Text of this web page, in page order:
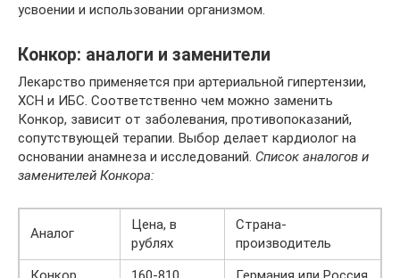
усвоении и использовании организмом.
Конкор: аналоги и заменители
Лекарство применяется при артериальной гипертензии,
ХСН и ИБС. Соответственно чем можно заменить
Конкор, зависит от заболевания, противопоказаний,
сопутствующей терапии. Выбор делает кардиолог на
основании анамнеза и исследований. Список аналогов и
заменителей Конкора:
Аналог
Цена, в
рублях
Страна-
производитель